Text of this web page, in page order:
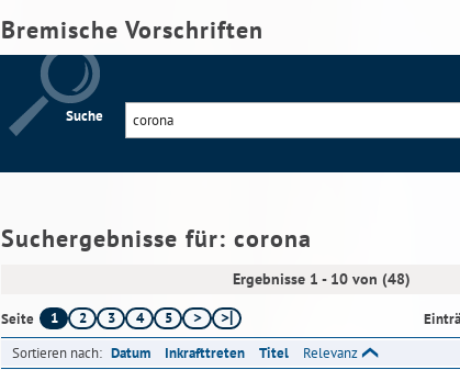
Bremische Vorschriften
Suche
Suchergebnisse für: corona
Ergebnisse 1 - 10 von (48)
Seite 1 2 3 4 5
Sortieren nach: Datum Inkrafttreten Titel Relevanz